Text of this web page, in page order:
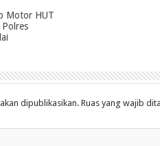
Motor HUT
dipublikasikan. Ruas yang wajib